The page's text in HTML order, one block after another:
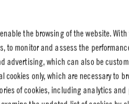
the browsing of the website.
to monitor and assess the
advertising, which can also be
only, which are necessary to
of cookies, including analytics
OG